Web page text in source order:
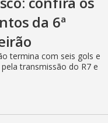
da 6ª
termina com seis gols e
transmissão do R7 e